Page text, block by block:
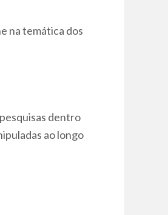
na temática dos
dentro
ao longo